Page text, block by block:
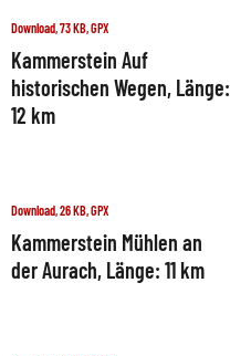
Download, 73 KB, GPX
Kammerstein Auf
historischen Wegen, Länge:
12 km
Download, 26 KB, GPX
Kammerstein Mühlen an
der Aurach, Länge: 11 km